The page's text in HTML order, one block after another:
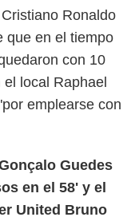
Ronaldo
que en el tiempo
con 10
local Raphael
emplearse con
Guedes
en el 58' y el
United Bruno